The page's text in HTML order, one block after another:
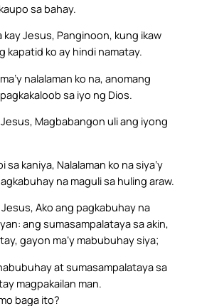
sa bahay.
kay Jesus, Panginoon, kung ikaw
kapatid ko ay hindi namatay.
nalalaman ko na, anomang
sa iyo ng Dios.
Magbabangon uli ang iyong
sa kaniya, Nalalaman ko na siya’y
na maguli sa huling araw.
Ako ang pagkabuhay na
ang sumasampalataya sa akin,
gayon ma’y mabubuhay siya;
at sumasampalataya sa
magpakailan man.
baga ito?